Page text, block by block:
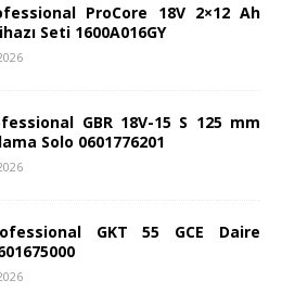
ProCore 18V 2×12 Ah
Seti 1600A016GY
GBR 18V-15 S 125 mm
Solo 0601776201
GKT 55 GCE Daire